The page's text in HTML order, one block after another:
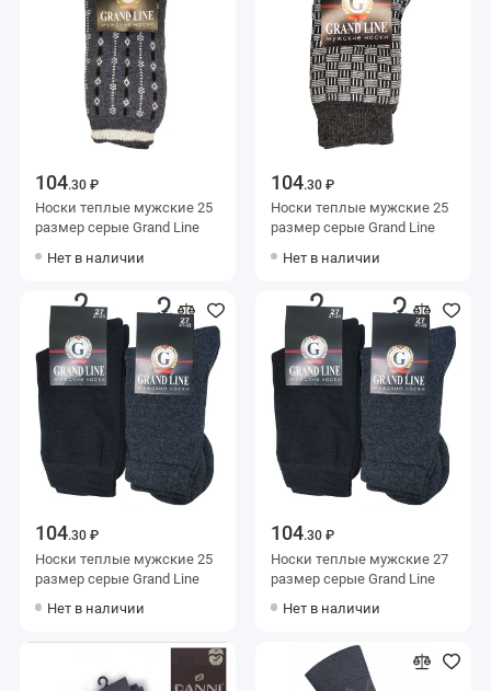
104.30 ₽
Носки теплые мужские 25
размер серые Grand Line
Нет в наличии
104.30 ₽
Носки теплые мужские 25
размер серые Grand Line
Нет в наличии
104.30 ₽
Носки теплые мужские 25
размер серые Grand Line
Нет в наличии
104.30 ₽
Носки теплые мужские 27
размер серые Grand Line
Нет в наличии